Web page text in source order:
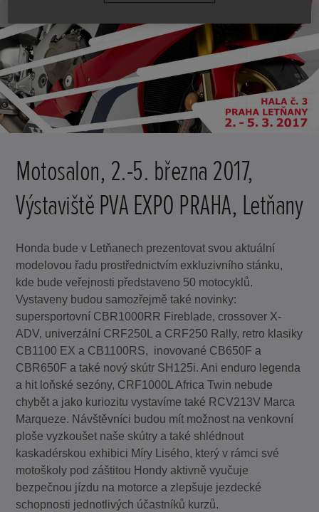
Motosalon, 2.-5. března 2017,
Výstaviště PVA EXPO PRAHA, Letňany
Honda bude v Letňanech prezentovat svou aktuální
modelovou řadu prostřednictvím exkluzivního stánku,
kde bude veřejnosti představeno 50 motocyklů.
Vystaveny budou samozřejmě také novinky:
supersportovní CBR1000RR Fireblade, crossover X-
ADV, univerzální CRF250L a CRF250 Rally, retro klasiky
CB1100 EX a CB1100RS, inovované CB650F a
CBR650F a také nový skútr SH125i. Ani enduro legenda
a hit loňské sezóny, CRF1000L Africa Twin nebude
chybět a jako kuriozitu vystavíme také RCV213V Marca
Marqueze. Návštěvníci budou mít možnost na venkovní
ploše vyzkoušet naše skútry a také shlédnout
kaskadérskou exhibici Míry Lisého, který v rámci své
motoškoly pod záštitou Hondy aktivně vyučuje
bezpečnou jízdu na motorce a zlepšuje jezdecké
schopnosti jednotlivých účastníků kurzů.